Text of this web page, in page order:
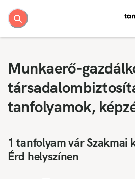
Munkaerő-
tanfolyamok,
1 tanfolyam vár Szakmai
Érd helyszínen